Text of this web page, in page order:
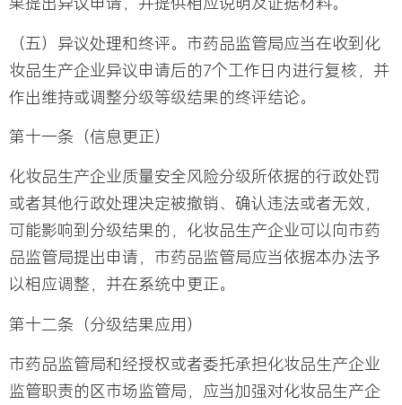
（五）异议处理和终评。市药品监管局应当在收到化
妆品生产企业异议申请后的7个工作日内进行复核，并
作出维持或调整分级等级结果的终评结论。
第十一条（信息更正）
化妆品生产企业质量安全风险分级所依据的行政处罚
或者其他行政处理决定被撤销、确认违法或者无效，
可能影响到分级结果的，化妆品生产企业可以向市药
品监管局提出申请，市药品监管局应当依据本办法予
以相应调整，并在系统中更正。
第十二条（分级结果应用）
市药品监管局和经授权或者委托承担化妆品生产企业
监管职责的区市场监管局，应当加强对化妆品生产企